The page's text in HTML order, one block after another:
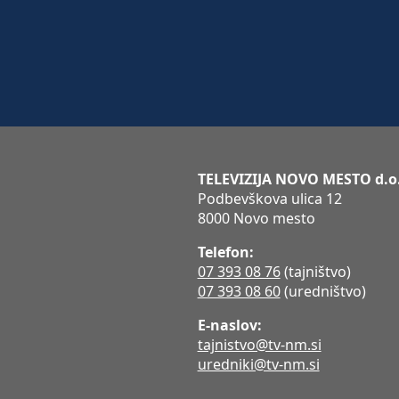
TELEVIZIJA NOVO MESTO
Podbevškova ulica 12
8000 Novo mesto
Telefon:
07 393 08 76(tajništvo)
07 393 08 60(uredništvo)
E-naslov:
tajnistvo@tv-nm.si
uredniki@tv-nm.si